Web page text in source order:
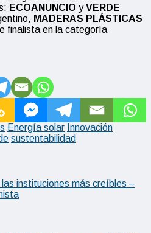
ECOANUNCIO yVERDE
MADERAS PLÁSTICAS
finalista en la categoría
Energía solar Innovación
sustentabilidad
instituciones más creíbles –